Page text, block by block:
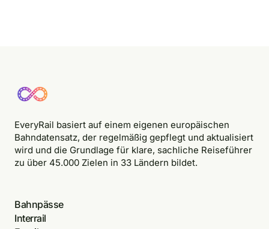
EveryRail basiert auf einem eigenen europäischen
Bahndatensatz, der regelmäßig gepflegt und aktualisiert
wird und die Grundlage für klare, sachliche Reiseführer
zu über 45.000 Zielen in 33 Ländern bildet.
Bahnpässe
Interrail